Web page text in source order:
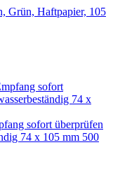
Grün, Haftpapier, 105
sofort überprüfen
74 x 105 mm 500